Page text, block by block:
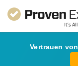
Vertrauen